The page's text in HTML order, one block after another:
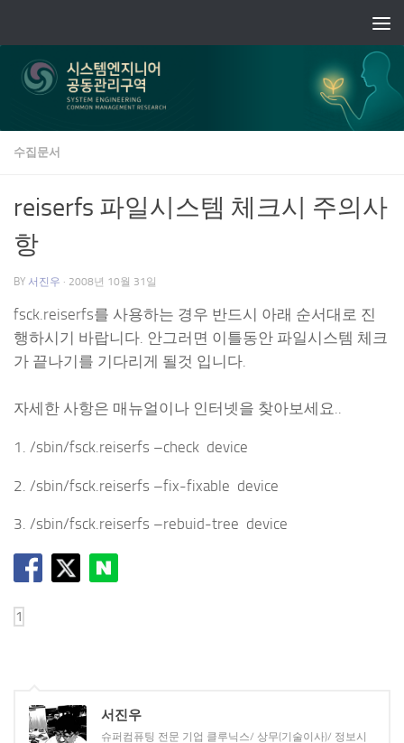
수집문서
reiserfs 파일시스템 체크시 주의사
항
BY 서진우 · 2008년 10월 31일
fsck.reiserfs를 사용하는 경우 반드시 아래 순서대로 진
행하시기 바랍니다. 안그러면 이틀동안 파일시스템 체크
가 끝나기를 기다리게 될것 입니다.
자세한 사항은 매뉴얼이나 인터넷을 찾아보세요..
1. /sbin/fsck.reiserfs –check device
2. /sbin/fsck.reiserfs –fix-fixable device
3. /sbin/fsck.reiserfs –rebuid-tree device
서진우
슈퍼컴퓨팅 전문 기업 클루닉스/ 상무(기술이사)/ 정보시